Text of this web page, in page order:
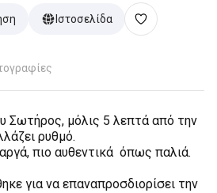
Ιστοσελίδα
Σωτήρος, μόλις 5 λεπτά από την
ρυθμό.
πιο αυθεντικά όπως παλιά.
για να επαναπροσδιορίσει την